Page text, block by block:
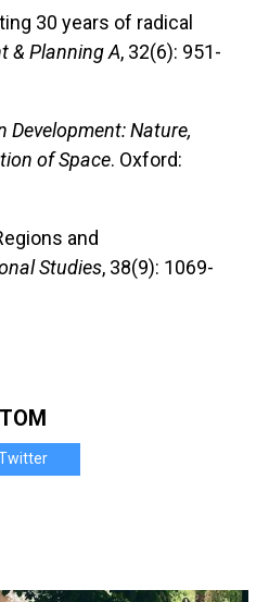
30 years of radical
& Planning A, 32(6): 951-
Development: Nature,
of Space. Oxford:
and
Studies, 38(9): 1069-